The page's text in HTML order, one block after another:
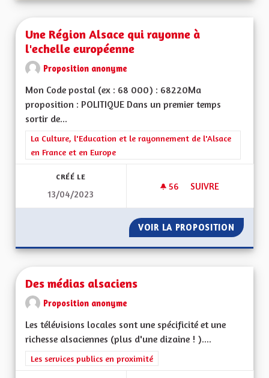
Une Région Alsace qui rayonne à
l'echelle européenne
Proposition anonyme
Mon Code postal (ex : 68 000) : 68220Ma
proposition : POLITIQUE Dans un premier temps
sortir de...
Filtrer les résultats de la catégorie : La Culture, l'Education et
La Culture, l'Education et le rayonnement de l'Alsace
en France et en Europe
CRÉÉ LE
13/04/2023
56 56 ABONNÉS
SUIVRE
VOIR LA PROPOSITION UNE
Des médias alsaciens
Proposition anonyme
Les télévisions locales sont une spécificité et une
richesse alsaciennes (plus d'une dizaine ! )....
Filtrer les résultats de la catégorie : Les services publics en
Les services publics en proximité